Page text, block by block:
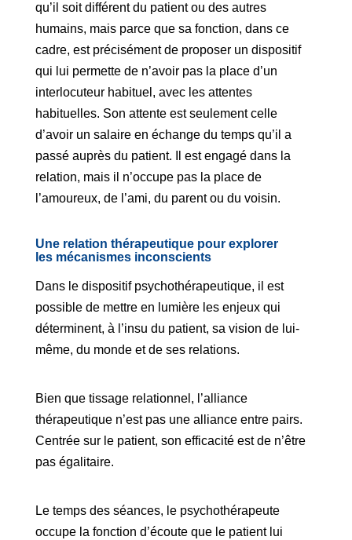
qu’il soit différent du patient ou des autres
humains, mais parce que sa fonction, dans ce
cadre, est précisément de proposer un dispositif
qui lui permette de n’avoir pas la place d’un
interlocuteur habituel, avec les attentes
habituelles. Son attente est seulement celle
d’avoir un salaire en échange du temps qu’il a
passé auprès du patient. Il est engagé dans la
relation, mais il n’occupe pas la place de
l’amoureux, de l’ami, du parent ou du voisin.
Une relation thérapeutique pour explorer
les mécanismes inconscients
Dans le dispositif psychothérapeutique, il est
possible de mettre en lumière les enjeux qui
déterminent, à l’insu du patient, sa vision de lui-
même, du monde et de ses relations.
Bien que tissage relationnel, l’alliance
thérapeutique n’est pas une alliance entre pairs.
Centrée sur le patient, son efficacité est de n’être
pas égalitaire.
Le temps des séances, le psychothérapeute
occupe la fonction d’écoute que le patient lui